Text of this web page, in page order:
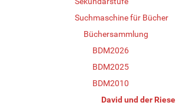
Suchmaschine für Bücher
Büchersammlung
BDM2026
BDM2025
BDM2010
David und der Riese